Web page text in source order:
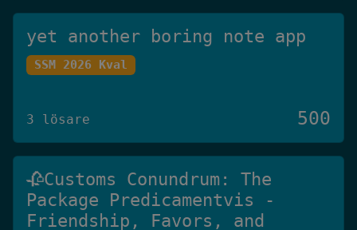
yet another boring note app
SSM 2026 Kval
3 lösare 500
🥀Customs Conundrum: The
Package Predicamentvis -
Friendship, Favors, and